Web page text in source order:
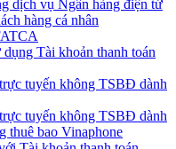
dịch vụ Ngân hàng điện tử
hàng cá nhân
Tài khoản thanh toán
tuyến không TSBĐ dành
tuyến không TSBĐ dành
thuê bao Vinaphone